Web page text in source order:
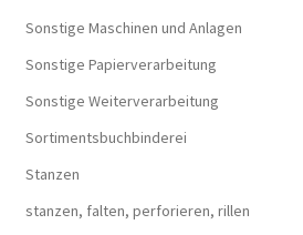
Sonstige Maschinen und Anlagen
Sonstige Papierverarbeitung
Sonstige Weiterverarbeitung
Sortimentsbuchbinderei
Stanzen
stanzen, falten, perforieren, rillen